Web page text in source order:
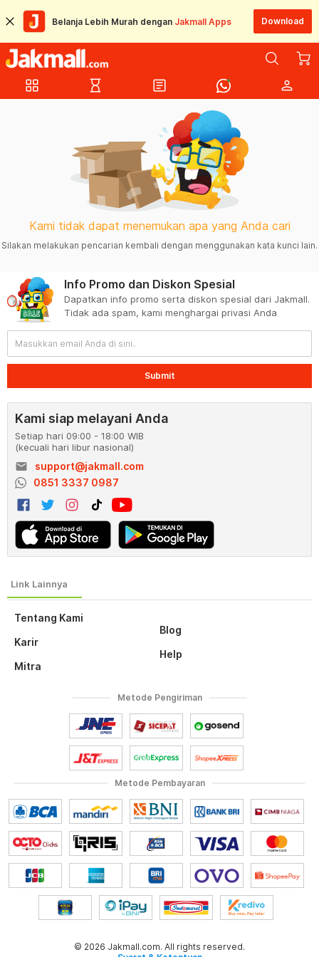
Belanja Lebih Murah dengan Jakmall Apps Download
grid_view hourglass_empty article person
Kami tidak dapat menemukan apa yang Anda cari
Silakan melakukan pencarian kembali dengan menggunakan kata kunci lain.
Tentang Kami
Karir
Mitra
Blog
Help
Info Promo dan Diskon Spesial
Dapatkan info promo serta diskon spesial dari Jakmall.
Tidak ada spam, kami menghargai privasi Anda
Submit
Kami siap melayani Anda
Setiap hari 09:00 - 18:00 WIB
(kecuali hari libur nasional)
email
support@jakmall.com
0851 3337 0987
Metode Pembayaran
Metode Pengiriman
© 2026 Jakmall.com. All rights reserved.